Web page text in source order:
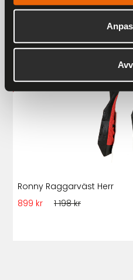
Andra har
Ronny Raggarväst Herr
899 kr
1 198 kr